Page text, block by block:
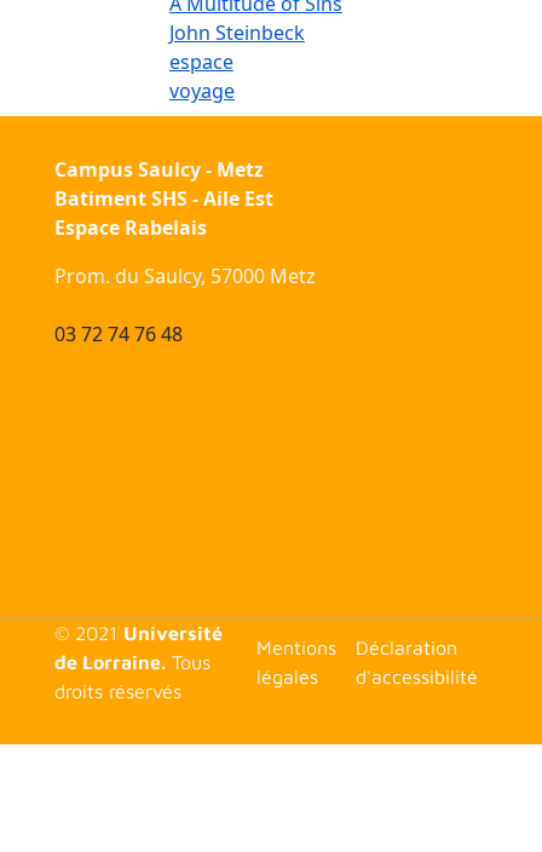
John Steinbeck
espace
voyage
Campus Saulcy - Metz
Batiment SHS - Aile Est
Espace Rabelais
Prom. du Saulcy, 57000 Metz
03 72 74 76 48
© 2021 Université
de Lorraine.Tous
droits réservés
<none>
Mentions
légales
Déclaration
d'accessibilité